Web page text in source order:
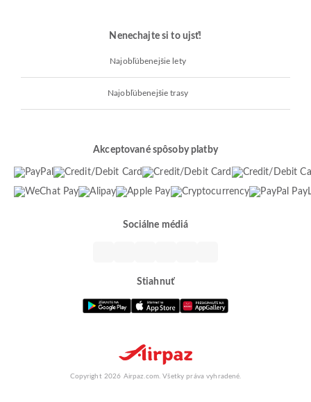
Nenechajte si to ujsť!
Najobľúbenejšie lety
Najobľúbenejšie trasy
Akceptované spôsoby platby
Sociálne médiá
Stiahnuť
Copyright 2026 Airpaz.com. Všetky práva vyhradené.